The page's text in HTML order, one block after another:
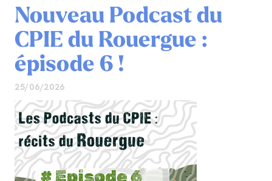
Nouveau Podcast du
CPIE du Rouergue :
épisode 6 !
25/06/2026